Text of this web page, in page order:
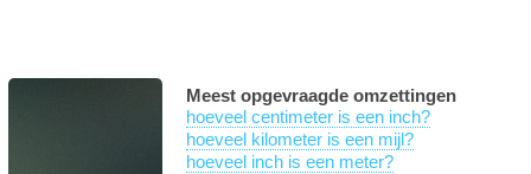
Meest opgevraagde omzettingen
hoeveel centimeter is een inch?
hoeveel kilometer is een mijl?
hoeveel inch is een meter?